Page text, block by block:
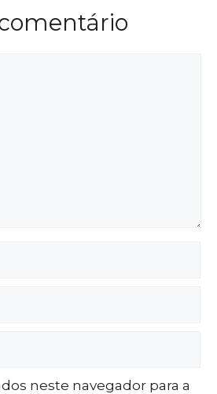
neste navegador para a